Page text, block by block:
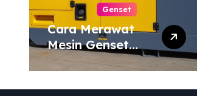
Genset
Cara Merawat
Mesin Genset
agar Tahan Lama